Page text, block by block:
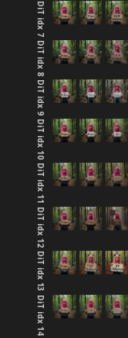
DiT idx 7
DiT idx 8
DiT idx 9
DiT idx 10
DiT idx 11
DiT idx 12
DiT idx 13
DiT idx 14